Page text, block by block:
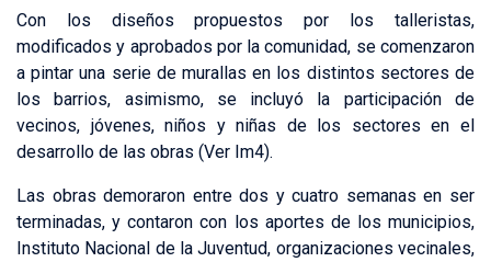
Con los diseños propuestos por los talleristas,
modificados y aprobados por la comunidad, se comenzaron
a pintar una serie de murallas en los distintos sectores de
los barrios, asimismo, se incluyó la participación de
vecinos, jóvenes, niños y niñas de los sectores en el
desarrollo de las obras (Ver Im4).
Las obras demoraron entre dos y cuatro semanas en ser
terminadas, y contaron con los aportes de los municipios,
Instituto Nacional de la Juventud, organizaciones vecinales,